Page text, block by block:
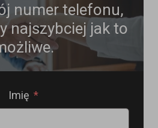
numer telefonu,
najszybciej jak to
Imię